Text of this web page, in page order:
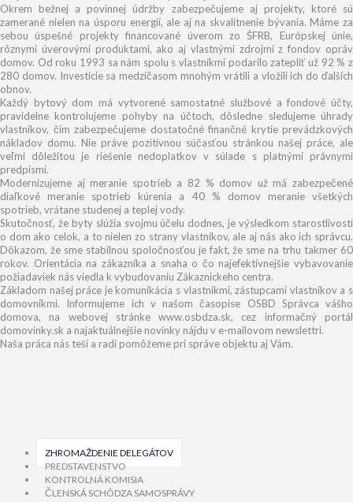
Okrem bežnej a povinnej údržby zabezpečujeme aj projekty, ktoré sú
zamerané nielen na úsporu energií, ale aj na skvalitnenie bývania. Máme za
sebou úspešné projekty financované úverom zo ŠFRB, Európskej únie,
rôznymi úverovými produktami, ako aj vlastnými zdrojmi z fondov opráv
domov. Od roku 1993 sa nám spolu s vlastníkmi podarilo zatepliť už 92 % z
280 domov. Investície sa medzičasom mnohým vrátili a vložili ich do ďalších
obnov.
Každý bytový dom má vytvorené samostatné službové a fondové účty,
pravidelne kontrolujeme pohyby na účtoch, dôsledne sledujeme úhrady
vlastníkov, čím zabezpečujeme dostatočné finančné krytie prevádzkových
nákladov domu. Nie práve pozitívnou súčasťou stránkou našej práce, ale
veľmi dôležitou je riešenie nedoplatkov v súlade s platnými právnymi
predpismi.
Modernizujeme aj meranie spotrieb a 82 % domov už má zabezpečené
diaľkové meranie spotrieb kúrenia a 40 % domov meranie všetkých
spotrieb, vrátane studenej a teplej vody.
Skutočnosť, že byty slúžia svojmu účelu dodnes, je výsledkom starostlivosti
o dom ako celok, a to nielen zo strany vlastníkov, ale aj nás ako ich správcu.
Dôkazom, že sme stabilnou spoločnosťou je fakt, že sme na trhu takmer 60
rokov. Orientácia na zákazníka a snaha o čo najefektívnejšie vybavovanie
požiadaviek nás viedla k vybudovaniu Zákazníckeho centra.
Základom našej práce je komunikácia s vlastníkmi, zástupcami vlastníkov a s
domovníkmi. Informujeme ich v našom časopise OSBD Správca vášho
domova, na webovej stránke www.osbdza.sk, cez informačný portál
domovinky.sk a najaktuálnejšie novinky nájdu v e-mailovom newslettri.
Naša práca nás teší a radi pomôžeme pri správe objektu aj Vám.
ZHROMAŽDENIE DELEGÁTOV
PREDSTAVENSTVO
KONTROLNÁ KOMISIA
ČLENSKÁ SCHÔDZA SAMOSPRÁVY